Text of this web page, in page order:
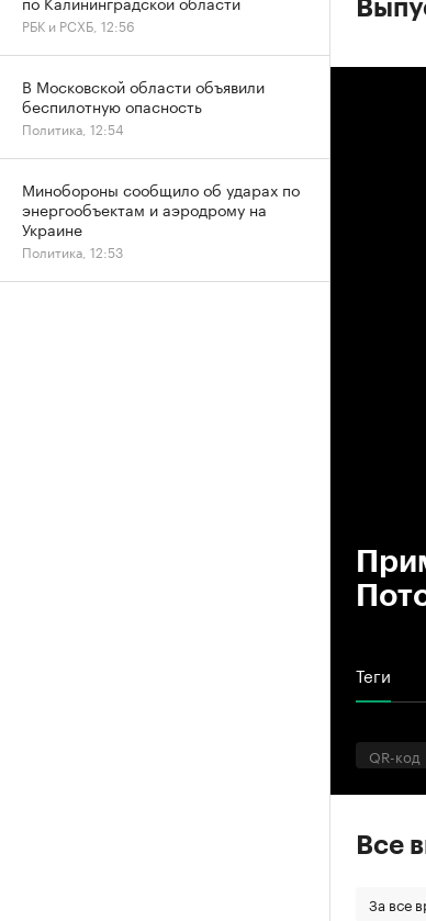
Теги
QR-код
Все
За все
РБК и РСХБ, 12:56
В Московской области объявили
беспилотную опасность
Политика, 12:54
Минобороны сообщило об ударах по
энергообъектам и аэродрому на
Украине
Политика, 12:53